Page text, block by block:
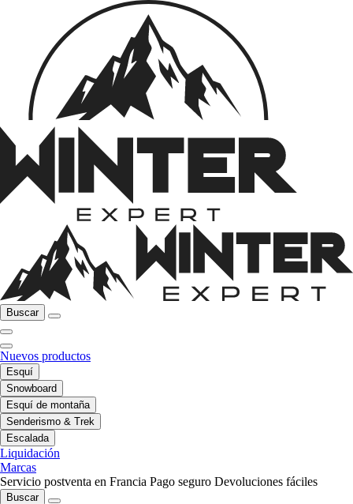
Buscar
Nuevos productos
Esquí
Snowboard
Esquí de montaña
Senderismo & Trek
Escalada
Liquidación
Marcas
Servicio postventa en Francia Pago seguro Devoluciones fáciles
Buscar